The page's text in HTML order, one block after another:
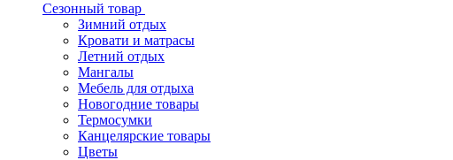
Сезонный товар
Зимний отдых
Кровати и матрасы
Летний отдых
Мангалы
Мебель для отдыха
Новогодние товары
Термосумки
Канцелярские товары
Цветы